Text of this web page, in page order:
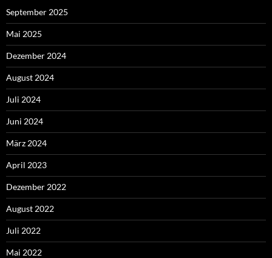
September 2025
Mai 2025
Dezember 2024
August 2024
Juli 2024
Juni 2024
März 2024
April 2023
Dezember 2022
August 2022
Juli 2022
Mai 2022